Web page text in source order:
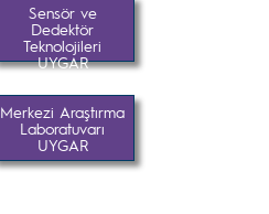
Sensör ve
Dedektör
Teknolojileri
UYGAR
Merkezi Araştırma
Laboratuvarı
UYGAR